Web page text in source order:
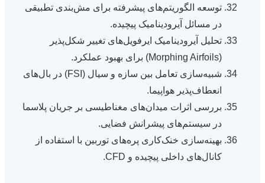
توسعه الگوریتم‌های پیشرفته برای مش‌بندی تطبیقی
در مسائل آیرودینامیک پیچیده.
تحلیل آیرودینامیک ایرفویل‌های تغییر شکل‌پذیر
(Morphing Airfoils) برای بهبود عملکرد.
شبیه‌سازی تعامل بین سازه و سیال (FSI) در بال‌های
انعطاف‌پذیر هواپیما.
بررسی اثرات میدان‌های مغناطیسی بر جریان پلاسما
در سیستم‌های پیشرانش فضایی.
بهینه‌سازی خنک‌کاری پره‌های توربین با استفاده از
کانال‌های داخلی پیچیده و CFD.